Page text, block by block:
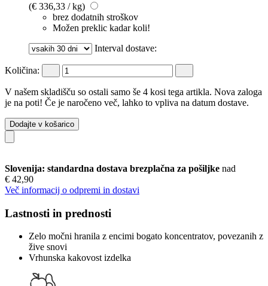
(€ 336,33 / kg)
brez dodatnih stroškov
Možen preklic kadar koli!
Interval dostave:
Količina:
V našem skladišču so ostali samo še 4 kosi tega artikla. Nova zaloga
je na poti! Če je naročeno več, lahko to vpliva na datum dostave.
Dodajte v košarico
Slovenija: standardna dostava brezplačna za pošiljke nad
€ 42,90
Več informacij o odpremi in dostavi
Lastnosti in prednosti
Zelo močni hranila z encimi bogato koncentratov, povezanih z
žive snovi
Vrhunska kakovost izdelka